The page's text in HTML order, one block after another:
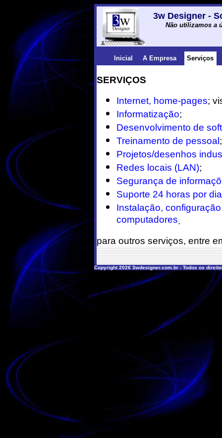
3w Designer -
Não utilizamos a
Inicial A Empresa Serviços
SERVIÇOS
Internet, home-pages;
Informatização;
Desenvolvimento de
Treinamento de pessoal;
Projetos/desenhos
Redes locais (LAN);
Segurança de
Suporte 24 horas por
Instalação,
computadores.
para outros serviços, entre
Copyright 2026 3wdesigner.com.br - Todos os